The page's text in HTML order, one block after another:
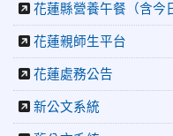
2026-06-10 教育廣播電
師生自製畢業歌曲
2026-06-10 教育廣播電
體驗闖關探索歷史
2026-04-30 讓愛閃閃發
捐助光復國小
2026-07-22
花蓮新聞網
花蓮縣營養午餐（含今
花蓮親師生平台
花蓮處務公告
新公文系統